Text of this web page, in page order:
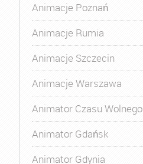
Animacje Poznań
Animacje Rumia
Animacje Szczecin
Animacje Warszawa
Animator Czasu Wolnego
Animator Gdańsk
Animator Gdynia